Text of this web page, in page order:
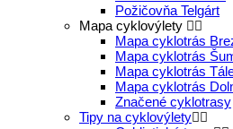
Požičovňa Telgárt
Mapa cyklovýlety
Mapa cyklotrás
Mapa cyklotrás
Mapa cyklotrás
Mapa cyklotrás
Značené cyklotrasy
Tipy na cyklovýlety